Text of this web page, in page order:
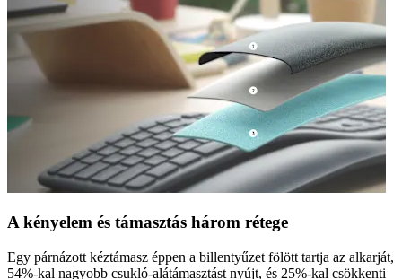
A kényelem és támasztás három rétege
Egy párnázott kéztámasz éppen a billentyűzet fölött tartja az alkarját,
54%-kal nagyobb csukló-alátámasztást nyújt, és 25%-kal csökkenti